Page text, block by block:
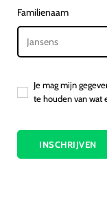
Familienaam
Je mag mijn
te houden van wat
INSCHRIJVEN